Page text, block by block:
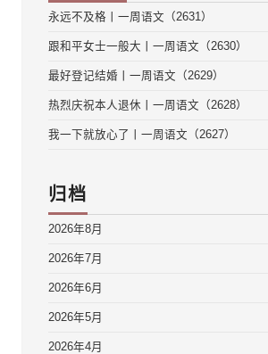
永远不及格丨一周语文（2631）
跟和平女士一般大丨一周语文（2630）
最好登记结婚丨一周语文（2629）
热烈庆祝本人退休丨一周语文（2628）
我一下就放心了丨一周语文（2627）
归档
2026年8月
2026年7月
2026年6月
2026年5月
2026年4月